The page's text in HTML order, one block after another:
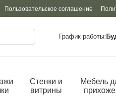
Пользовательское соглашение
График работы:
Стенки и
витрины
Мебель